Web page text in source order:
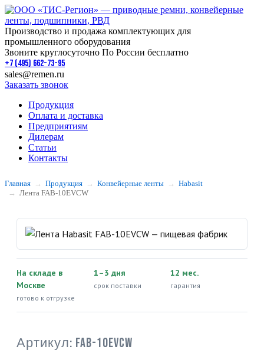
Производство и продажа комплектующих для
промышленного оборудования
Звоните круглосуточно По России бесплатно
+7 (495) 662-73-95
sales@remen.ru
Заказать звонок
Продукция
Оплата и доставка
Предприятиям
Дилерам
Статьи
Контакты
Главная Продукция Конвейерные ленты
Habasit
Лента FAB-10EVCW
На складе в
Москве
готово к отгрузке
1–3 дня
срок поставки
12 мес.
гарантия
Артикул: FAB-10EVCW